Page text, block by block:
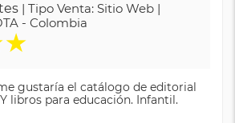
| Tipo Venta: Sitio Web |
- Colombia
★
gustaría el catálogo de editorial
libros para educación. Infantil.